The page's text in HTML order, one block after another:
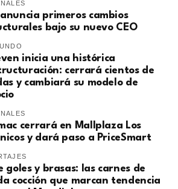
anuncia primeros cambios
bajo su nuevo CEO
inicia una histórica
cerrará cientos de
y cambiará su modelo de
cerrará en Mallplaza Los
y dará paso a PriceSmart
goles y brasas: las carnes de
cocción que marcan tendencia